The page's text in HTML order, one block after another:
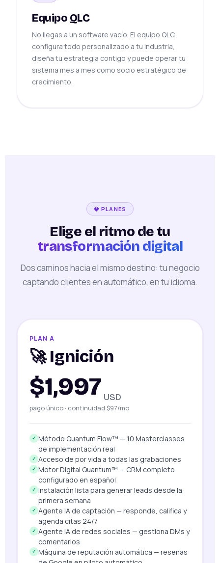
Equipo QLC
No llegas a un software vacío. El equipo QLC
configura todo personalizado a tu industria,
diseña tu estrategia contigo y puede operar tu
sistema mes a mes como socio estratégico de
crecimiento.
💎 PLANES
Elige el ritmo de tu
transformación digital
Dos caminos hacia el mismo destino: tu negocio
captando clientes en automático, en tu idioma.
PLAN A
🚀 Ignición
$1,997 USD
pago único · continuidad $97/mo
✓ Método Quantum Flow™ — 10 Masterclasses
de implementación real
✓ Acceso de por vida a todas las grabaciones
✓ Motor Digital Quantum™ — CRM completo
configurado en español
✓ Instalación lista para generar leads desde la
primera semana
✓ Agente IA de captación — responde, califica y
agenda citas 24/7
✓ Agente IA de redes sociales — gestiona DMs y
comentarios
✓ Máquina de reputación automática — reseñas